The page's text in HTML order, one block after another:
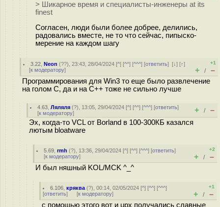
> Шикарное время и специалисты-инженеры at its
finest
Согласен, люди были более добрее, делились,
радовались вместе, не то что сейчас, пипыско-
мерение на каждом шагу
3.22 ,Neon (??), 23:43, 28/04/2024 [^] [^^] [^^^] [ответить][↓] [↑]
[к модератору]
+1
+ / –
Программирования для Win3 то еще было развлечение
на голом С, да и на С++ тоже не сильно лучше
4.63 ,Ляляля (?), 13:05, 29/04/2024 [^] [^^] [^^^] [ответить]
[к модератору] + / –
Эх, когда-то VCL от Borland в 100-300КБ казался
лютым bloatware
5.69 ,rmh (?), 13:36, 29/04/2024 [^] [^^] [^^^] [ответить]
[к модератору]
+2
+ / –
И был няшный KOL/MCK ^_^
6.106 ,кряква (?), 00:14, 02/05/2024 [^] [^^] [^^^]
[ответить] [к модератору]
+1
+ / –
с помощью этого вот и upx получались славные